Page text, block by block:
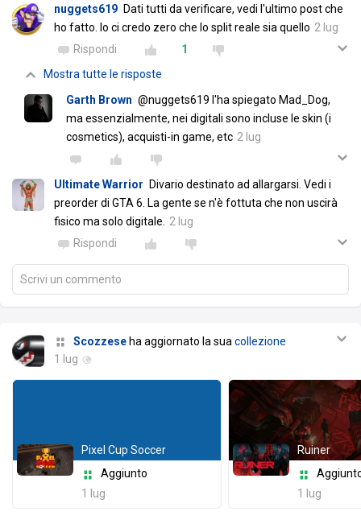
nuggets619 Dati tutti da verificare, vedi l'ultimo post che
ho fatto. Io ci credo zero che lo split reale sia quello 2 lug
Rispondi
1
Mostra tutte le risposte
Garth Brown @nuggets619 l'ha spiegato Mad_Dog,
ma essenzialmente, nei digitali sono incluse le skin (i
cosmetics), acquisti-in game, etc 2 lug
Ultimate Warrior
Divario destinato ad allargarsi. Vedi i
preorder di GTA 6. La gente se n'è fottuta che non uscirà
fisico ma solo digitale. 2 lug
Rispondi
Scrivi un commento
Scozzese ha aggiornato la suacollezione
1 lug
Pixel Cup Soccer
Aggiunto
1 lug
Ruiner
1 lug